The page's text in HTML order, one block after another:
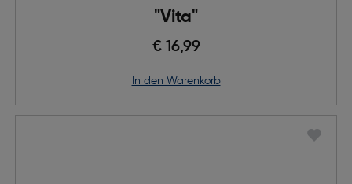
"Vita"
€ 16,99
in den Warenkorb